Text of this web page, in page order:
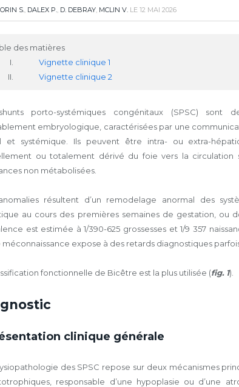
S., DALEX P., D. DEBRAY, MCLIN V. LE 12 MAI 2026
des matières
Vignette clinique 1
Vignette clinique 2
porto-systémiques congénitaux (SPSC) sont
embryologique, caractérisées par une
et systémique. Ils peuvent être intra- ou extra-
ou totalement dérivé du foie vers la circulation
non métabolisées.
résultent d’un remodelage anormal des
au cours des premières semaines de gestation, ou
est estimée à 1/390-625 grossesses et 1/9 357
expose à des retards diagnostiques
fonctionnelle de Bicêtre est la plus utilisée (fig. 1).
clinique générale
des SPSC repose sur deux mécanismes
responsable d’une hypoplasie ou d’une